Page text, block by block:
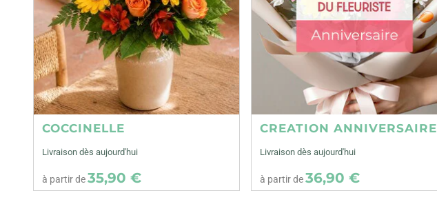
COCCINELLE
Livraison dès aujourd'hui
à partir de35,90 €
CREATION ANNIVERSAIRE
Livraison dès aujourd'hui
à partir de36,90 €